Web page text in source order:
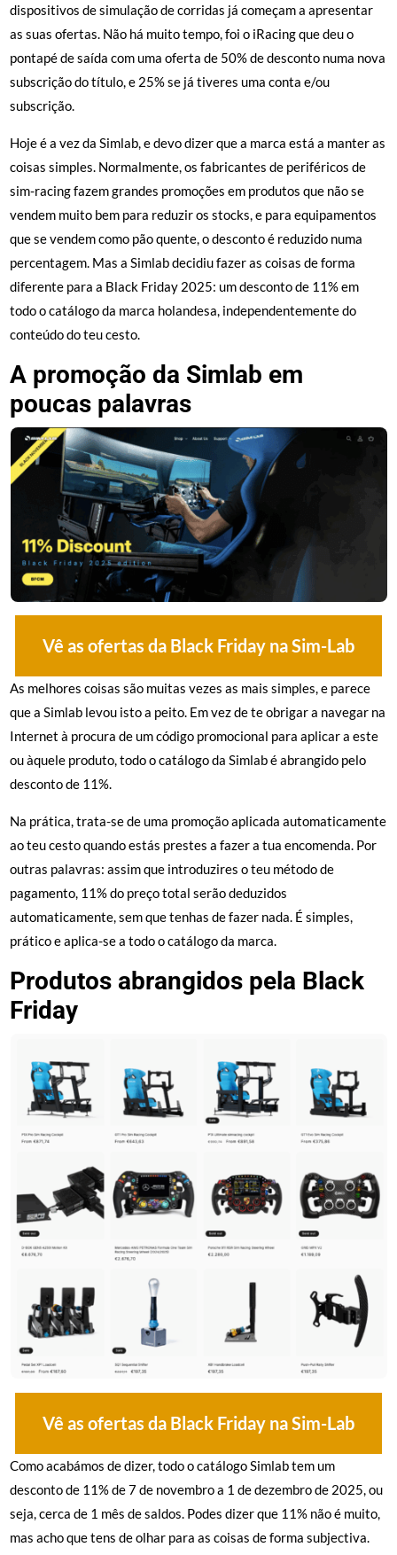
dispositivos de simulação de corridas já começam a apresentar
as suas ofertas. Não há muito tempo, foi o iRacing que deu o
pontapé de saída com uma oferta de 50% de desconto numa nova
subscrição do título, e 25% se já tiveres uma conta e/ou
subscrição.
Hoje é a vez da Simlab, e devo dizer que a marca está a manter as
coisas simples. Normalmente, os fabricantes de periféricos de
sim-racing fazem grandes promoções em produtos que não se
vendem muito bem para reduzir os stocks, e para equipamentos
que se vendem como pão quente, o desconto é reduzido numa
percentagem. Mas a Simlab decidiu fazer as coisas de forma
diferente para a Black Friday 2025: um desconto de 11% em
todo o catálogo da marca holandesa, independentemente do
conteúdo do teu cesto.
A promoção da Simlab em
poucas palavras
Vê as ofertas da Black Friday na Sim-Lab
As melhores coisas são muitas vezes as mais simples, e parece
que a Simlab levou isto a peito. Em vez de te obrigar a navegar na
Internet à procura de um código promocional para aplicar a este
ou àquele produto, todo o catálogo da Simlab é abrangido pelo
desconto de 11%.
Na prática, trata-se de uma promoção aplicada automaticamente
ao teu cesto quando estás prestes a fazer a tua encomenda. Por
outras palavras: assim que introduzires o teu método de
pagamento, 11% do preço total serão deduzidos
automaticamente, sem que tenhas de fazer nada. É simples,
prático e aplica-se a todo o catálogo da marca.
Produtos abrangidos pela Black
Friday
Vê as ofertas da Black Friday na Sim-Lab
Como acabámos de dizer, todo o catálogo Simlab tem um
desconto de 11% de 7 de novembro a 1 de dezembro de 2025, ou
seja, cerca de 1 mês de saldos. Podes dizer que 11% não é muito,
mas acho que tens de olhar para as coisas de forma subjectiva.